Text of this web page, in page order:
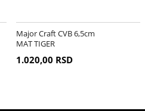
Major Craft CVB 6,5cm
MAT TIGER
1.020,00 RSD